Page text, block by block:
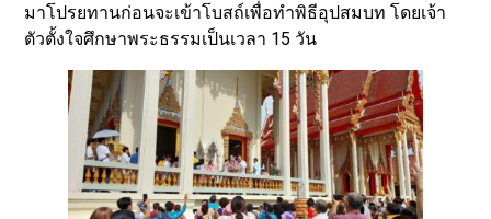
มาโปรยทานก่อนจะเข้าโบสถ์เพื่อทำพิธีอุปสมบท โดยเจ้า
ตัวตั้งใจศึกษาพระธรรมเป็นเวลา 15 วัน